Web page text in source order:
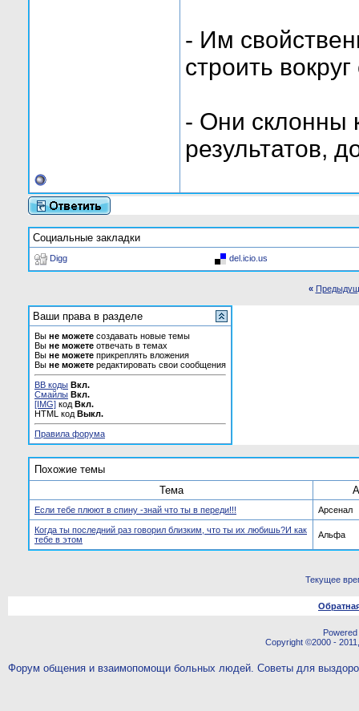
- Им
строить
- Они склонны
результатов,
Социальные закладки
Digg del.icio.us
«
Ваши права в разделе
Вы не можете создавать новые темы
Вы не можете отвечать в темах
Вы не можете прикреплять вложения
Вы не можете редактировать свои сообщения
BB коды Вкл.
Смайлы Вкл.
[IMG] код Вкл.
HTML код Выкл.
Правила форума
Похожие темы
Тема
Если тебе плюют в спину -знай что ты в переди!!! Арсенал
Когда ты последний раз говорил близким, что ты их любишь?И как
тебе в этом
Альфа
Текущее
Copyright ©2000 -
Форум общения и взаимопомощи больных людей. Советы для